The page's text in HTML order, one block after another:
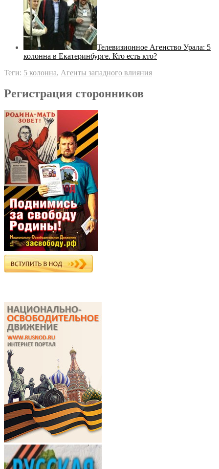
Телевизионное Агенство Урала: 5
колонна в Екатеринбурге. Кто есть кто?
Теги: 5 колонна, Агенты западного влияния
Регистрация сторонников